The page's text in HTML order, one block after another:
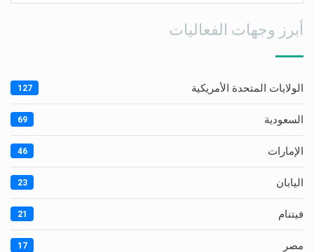
أبرز وجهات الفعاليات
الولايات المتحدة الأمريكية 127
السعودية 69
الإمارات 46
اليابان 23
فيتنام 21
مصر 17